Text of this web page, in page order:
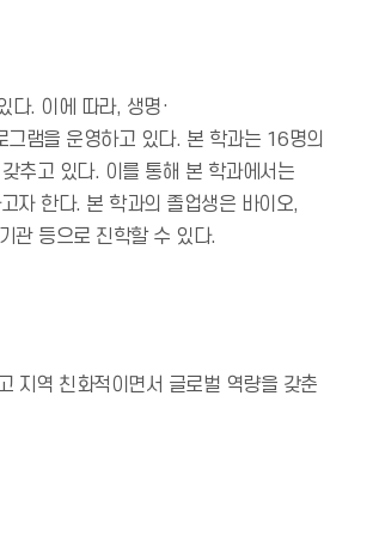
다. 이에 따라, 생명·
램을 운영하고 있다. 본 학과는 16명의
추고 있다. 이를 통해 본 학과에서는
자 한다. 본 학과의 졸업생은 바이오,
관 등으로 진학할 수 있다.
지역 친화적이면서 글로벌 역량을 갖춘